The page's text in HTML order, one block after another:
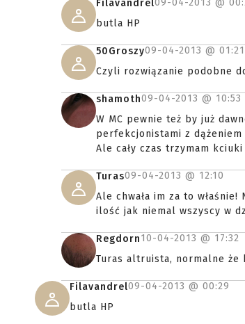
Filavandrel09-04-2013 @
butla HP
50Groszy09-04-2013 @ 01:21
Czyli rozwiązanie podobne
shamoth09-04-2013 @ 10:53
W MC pewnie też by już
perfekcjonistami z
Ale cały czas trzymam
Turas09-04-2013 @ 12:10
Ale chwała im za to
ilość jak niemal wszyscy w
Regdorn10-04-2013 @ 17:32
Turas altruista, normalne że
Filavandrel09-04-2013 @ 00:29
butla HP